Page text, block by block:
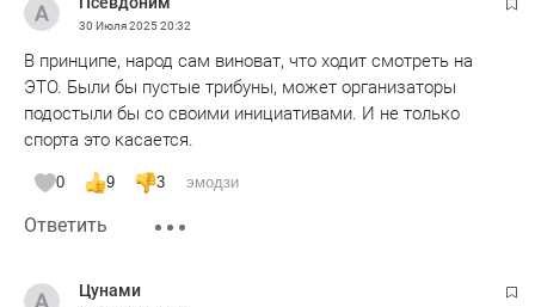
30 Июля 202520:32
В принципе, народ сам виноват, что ходит смотреть на
ЭТО. Были бы пустые трибуны, может организаторы
подостыли бы со своими инициативами. И не только
спорта это касается.
0 9 3 эмодзи
Ответить
Цунами